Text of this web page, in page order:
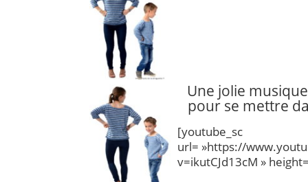
Une jolie
pour se mettre
[youtube_sc
url= »https://
v=ikutCJd13cM »